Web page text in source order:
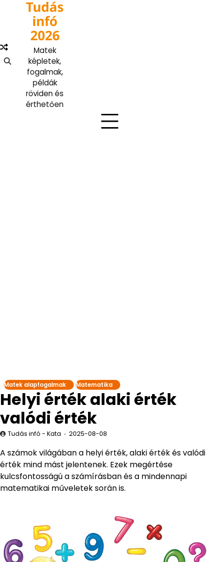
Tudás
infó
2026
Matek
képletek,
fogalmak,
példák
röviden és
érthetően
Matek alapfogalmak Matematika
Helyi érték alaki érték
valódi érték
Tudás infó - Kata 2025-08-08
A számok világában a helyi érték, alaki érték és valódi
érték mind mást jelentenek. Ezek megértése
kulcsfontosságú a számírásban és a mindennapi
matematikai műveletek során is.